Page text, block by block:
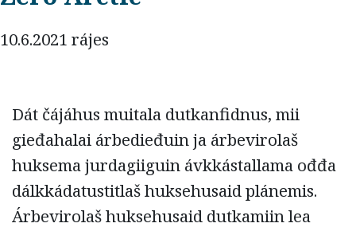
10.6.2021 rájes
Dát čájáhus muitala dutkanfidnus, mii
gieđahalai árbedieđuin ja árbevirolaš
huksema jurdagiiguin ávkkástallama ođđa
dálkkádatustitlaš huksehusaid plánemis.
Árbevirolaš huksehusaid dutkamiin lea